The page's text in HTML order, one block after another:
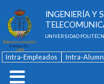
INGENIERÍA Y
UNIVERSIDAD
Intra-Empleados Intra-